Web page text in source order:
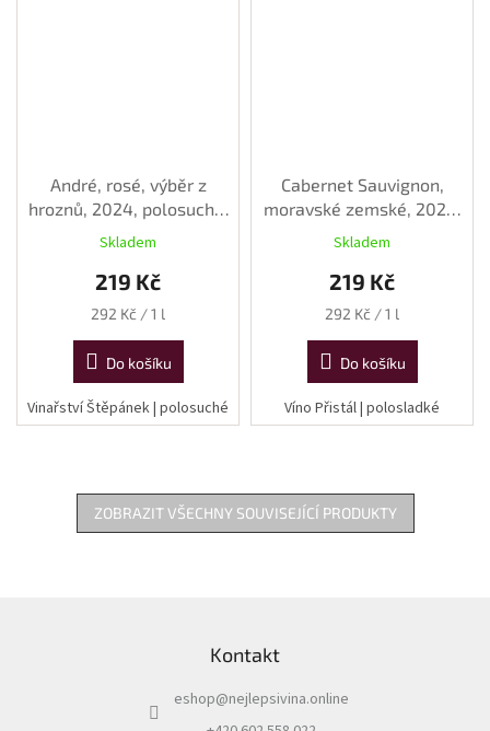
André, rosé, výběr z
hroznů, 2024, polosuché,
0,75l
Skladem
219 Kč
Měrná
292 Kč / 1 l
Do košíku
Vinařství Štěpánek | polosuché
Cabernet Sauvignon,
moravské zemské, 2023,
polosladké, 0,75 l
Skladem
219 Kč
Měrná
292 Kč / 1 l
Do košíku
Víno Přistál | polosladké
ZOBRAZIT VŠECHNY SOUVISEJÍCÍ PRODUKTY
Kontakt
eshop@nejlepsivina.online